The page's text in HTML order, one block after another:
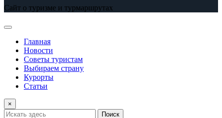
Сайт о туризме и турмаршрутах
Главная
Новости
Советы туристам
Выбираем страну
Курорты
Статьи
×
Поиск